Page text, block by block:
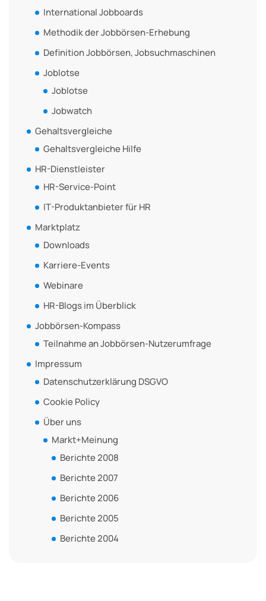
International Jobboards
Methodik der Jobbörsen-Erhebung
Definition Jobbörsen, Jobsuchmaschinen
Joblotse
Joblotse
Jobwatch
Gehaltsvergleiche
Gehaltsvergleiche Hilfe
HR-Dienstleister
HR-Service-Point
IT-Produktanbieter für HR
Marktplatz
Downloads
Karriere-Events
Webinare
HR-Blogs im Überblick
Jobbörsen-Kompass
Teilnahme an Jobbörsen-Nutzerumfrage
Impressum
Datenschutzerklärung DSGVO
Cookie Policy
Über uns
Markt+Meinung
Berichte 2008
Berichte 2007
Berichte 2006
Berichte 2005
Berichte 2004